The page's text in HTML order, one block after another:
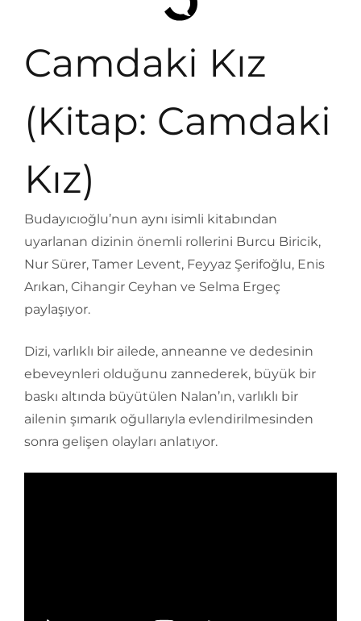
Camdaki Kız
(Kitap: Camdaki
Kız)
Budayıcıoğlu’nun aynı isimli kitabından
uyarlanan dizinin önemli rollerini Burcu Biricik,
Nur Sürer, Tamer Levent, Feyyaz Şerifoğlu, Enis
Arıkan, Cihangir Ceyhan ve Selma Ergeç
paylaşıyor.
Dizi, varlıklı bir ailede, anneanne ve dedesinin
ebeveynleri olduğunu zannederek, büyük bir
baskı altında büyütülen Nalan’ın, varlıklı bir
ailenin şımarık oğullarıyla evlendirilmesinden
sonra gelişen olayları anlatıyor.